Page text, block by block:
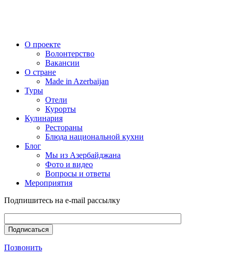
О проекте
Волонтерство
Вакансии
О стране
Made in Azerbaijan
Туры
Отели
Курорты
Кулинария
Рестораны
Блюда национальной кухни
Блог
Мы из Азербайджана
Фото и видео
Вопросы и ответы
Мероприятия
Подпишитесь на e-mail рассылку
Позвонить